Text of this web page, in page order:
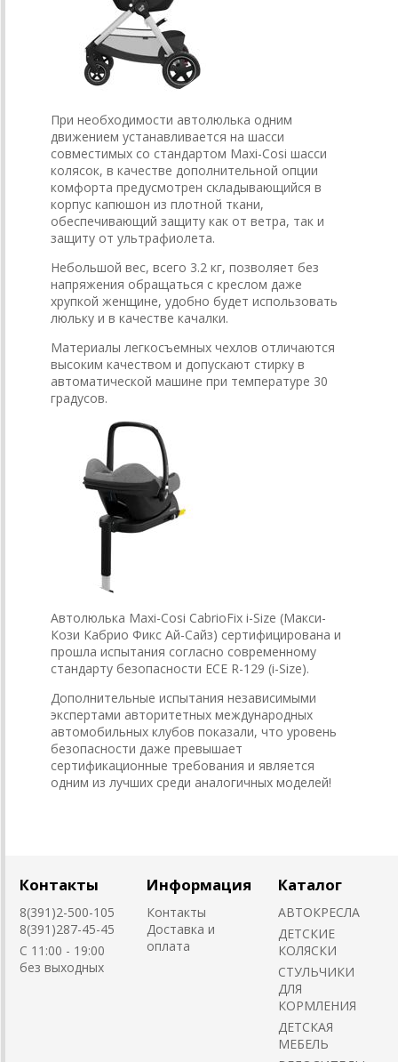
При необходимости автолюлька одним
движением устанавливается на шасси
совместимых со стандартом Maxi-Cosi шасси
колясок, в качестве дополнительной опции
комфорта предусмотрен складывающийся в
корпус капюшон из плотной ткани,
обеспечивающий защиту как от ветра, так и
защиту от ультрафиолета.
Небольшой вес, всего 3.2 кг, позволяет без
напряжения обращаться с креслом даже
хрупкой женщине, удобно будет использовать
люльку и в качестве качалки.
Материалы легкосъемных чехлов отличаются
высоким качеством и допускают стирку в
автоматической машине при температуре 30
градусов.
Автолюлька Maxi-Cosi CabrioFix i-Size (Макси-
Кози Кабрио Фикс Ай-Сайз) сертифицирована и
прошла испытания согласно современному
стандарту безопасности ECE R-129 (i-Size).
Дополнительные испытания независимыми
экспертами авторитетных международных
автомобильных клубов показали, что уровень
безопасности даже превышает
сертификационные требования и является
одним из лучших среди аналогичных моделей!
Контакты
8(391)2-500-105
8(391)287-45-45
C 11:00 - 19:00
без выходных
Информация
Контакты
Доставка и
оплата
Каталог
АВТОКРЕСЛА
ДЕТСКИЕ
КОЛЯСКИ
CТУЛЬЧИКИ
ДЛЯ
КОРМЛЕНИЯ
ДЕТСКАЯ
МЕБЕЛЬ